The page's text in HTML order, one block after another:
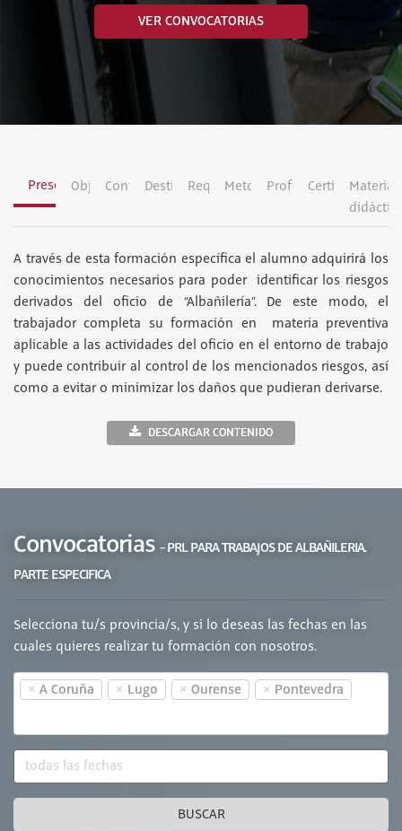
VER CONVOCATORIAS
Presentación
ObjetivosContenidosDestinatariosRequisitosMetodologíaProfesoradoCertificación
Material
A través de esta formación específica el alumno adquirirá los
conocimientos necesarios para poder identificar los riesgos
derivados del oficio de “Albañilería”. De este modo, el
trabajador completa su formación en materia preventiva
aplicable a las actividades del oficio en el entorno de trabajo
y puede contribuir al control de los mencionados riesgos, así
como a evitar o minimizar los daños que pudieran derivarse.
DESCARGAR CONTENIDO
Convocatorias - PRL PARA TRABAJOS DE ALBAÑILERIA.
PARTE ESPECIFICA
Selecciona tu/s provincia/s, y si lo deseas las fechas en las
cuales quieres realizar tu formación con nosotros.
× A Coruña × Lugo × Ourense × Pontevedra
BUSCAR